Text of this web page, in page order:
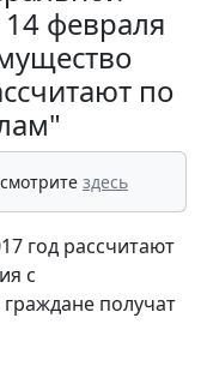
февраля
по
здесь
год рассчитают
с
получат